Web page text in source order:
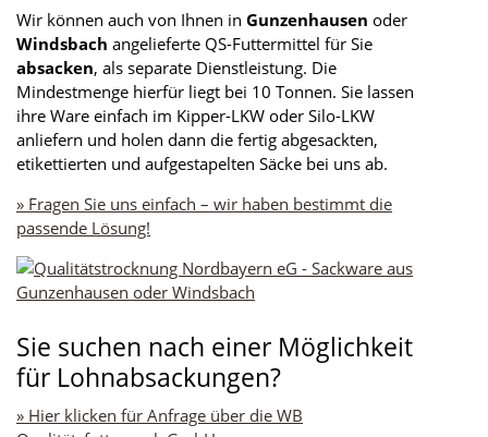
Wir können auch von Ihnen in Gunzenhausen oder
Windsbach angelieferte QS-Futtermittel für Sie
absacken, als separate Dienstleistung. Die
Mindestmenge hierfür liegt bei 10 Tonnen. Sie lassen
ihre Ware einfach im Kipper-LKW oder Silo-LKW
anliefern und holen dann die fertig abgesackten,
etikettierten und aufgestapelten Säcke bei uns ab.
» Fragen Sie uns einfach – wir haben bestimmt die
passende Lösung!
Sie suchen nach einer Möglichkeit
für Lohnabsackungen?
» Hier klicken für Anfrage über die WB